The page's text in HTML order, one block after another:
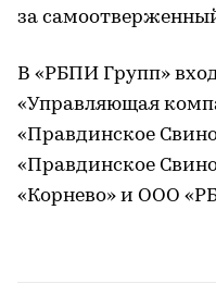
за
В «РБПИ Групп»
«Управляющая
«Правдинское
«Правдинское
«Корнево» и ООО